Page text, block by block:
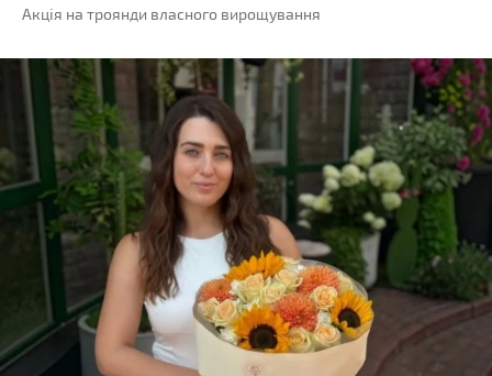
Акція на троянди власного вирощування